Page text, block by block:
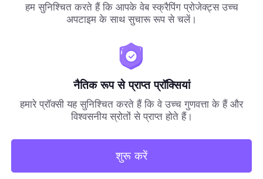
हम सुनिश्चित करते हैं कि आपके वेब स्क्रैपिंग प्रोजेक्ट्स उच्च
अपटाइम के साथ सुचारू रूप से चलें।
नैतिक रूप से प्राप्त प्रॉक्सियां
हमारे प्रॉक्सी यह सुनिश्चित करते हैं कि वे उच्च गुणवत्ता के हैं और
विश्वसनीय स्रोतों से प्राप्त होते हैं।
शुरू करें